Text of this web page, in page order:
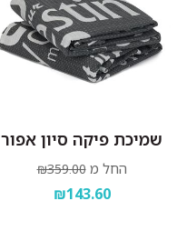
שמיכת פיקה סיון אפור
החל מ ₪359.00
₪143.60